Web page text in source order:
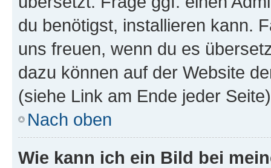
du benötigst, installieren kann.
uns freuen, wenn du es
dazu können auf der Website
(siehe Link am Ende jeder
Nach oben
Wie kann ich ein Bild bei